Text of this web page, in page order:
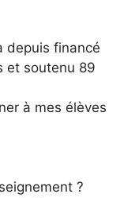
depuis financé
et soutenu 89
à mes élèves
?